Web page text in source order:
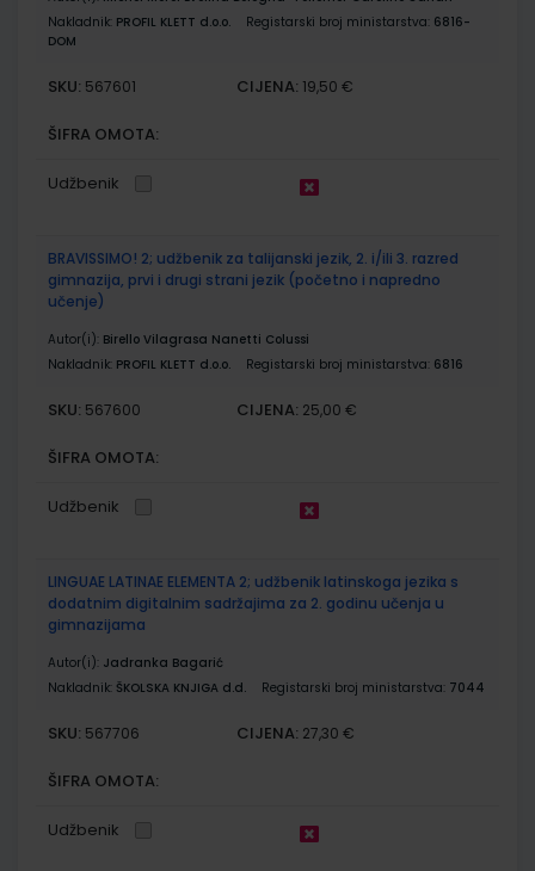
Nakladnik: PROFIL KLETT d.o.o. Registarski broj ministarstva: 6816-
DOM
SKU: 567601 CIJENA: 19,50 €
ŠIFRA OMOTA:
Udžbenik
BRAVISSIMO! 2; udžbenik za talijanski jezik, 2. i/ili 3. razred
gimnazija, prvi i drugi strani jezik (početno i napredno
učenje)
Autor(i): Birello Vilagrasa Nanetti Colussi
Nakladnik: PROFIL KLETT d.o.o. Registarski broj ministarstva: 6816
SKU: 567600 CIJENA: 25,00 €
ŠIFRA OMOTA:
Udžbenik
LINGUAE LATINAE ELEMENTA 2; udžbenik latinskoga jezika s
dodatnim digitalnim sadržajima za 2. godinu učenja u
gimnazijama
Autor(i): Jadranka Bagarić
Nakladnik: ŠKOLSKA KNJIGA d.d. Registarski broj ministarstva: 7044
SKU: 567706 CIJENA: 27,30 €
ŠIFRA OMOTA:
Udžbenik